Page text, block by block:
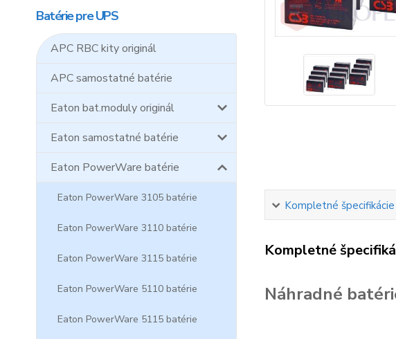
Batérie pre UPS
APC RBC kity originál
APC samostatné batérie
Eaton bat.moduly originál
Eaton samostatné batérie
Eaton PowerWare batérie
Eaton PowerWare 3105 batérie
Eaton PowerWare 3110 batérie
Eaton PowerWare 3115 batérie
Eaton PowerWare 5110 batérie
Eaton PowerWare 5115 batérie
Kompletné špecifikácie
Kompletné
Náhradné